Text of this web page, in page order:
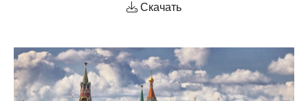
Скачать